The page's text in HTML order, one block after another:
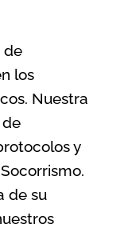
de
los
Nuestra
y
de su